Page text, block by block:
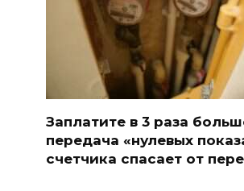
Заплатите в 3 раза
передача «нулевых
счетчика спасает от